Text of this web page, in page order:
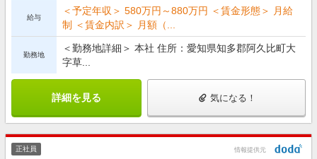
給与
＜予定年収＞ 580万円～880万円 ＜賃金形態＞ 月給
制 ＜賃金内訳＞ 月額（...
勤務地
＜勤務地詳細＞ 本社 住所：愛知県知多郡阿久比町大
字草...
詳細を見る 気になる！
正社員 情報提供元